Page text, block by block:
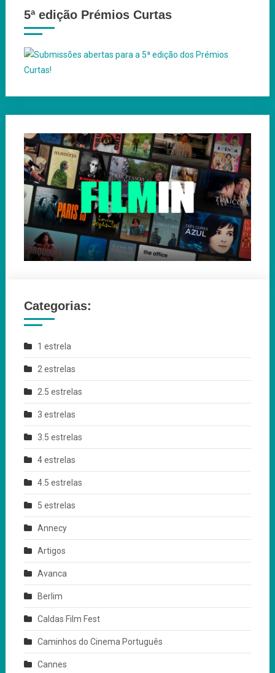
5ª edição Prémios Curtas
Categorias:
1 estrela
2 estrelas
2.5 estrelas
3 estrelas
3.5 estrelas
4 estrelas
4.5 estrelas
5 estrelas
Annecy
Artigos
Avanca
Berlim
Caldas Film Fest
Caminhos do Cinema Português
Cannes